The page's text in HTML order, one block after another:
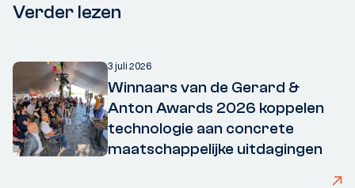
Verder lezen
3 juli 2026
Winnaars van de Gerard &
Anton Awards 2026 koppelen
technologie aan concrete
maatschappelijke uitdagingen